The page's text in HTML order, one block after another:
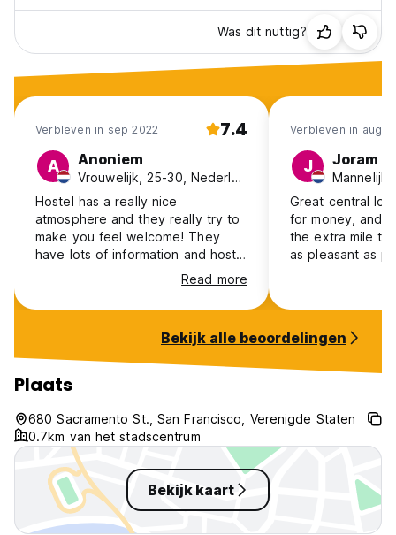
Was dit nuttig?
Verbleven in sep 2022 7.4
A Anoniem
Vrouwelijk, 25-30, Nederland
Hostel has a really nice
atmosphere and they really try to
make you feel welcome! They
have lots of information and host
lots of activities. It does feel quite
cramped however, the dorm room
was very small, tightly packed
space for showers/bathroom. No
personal space here.
Read more
Verbleven in aug
J Joram
Great central
for money, and
the extra mile to
as pleasant as
so that it’s
people. Had a
Bekijk alle beoordelingen
Plaats
680 Sacramento St., San Francisco, Verenigde Staten
0.7km van het stadscentrum
Bekijk kaart